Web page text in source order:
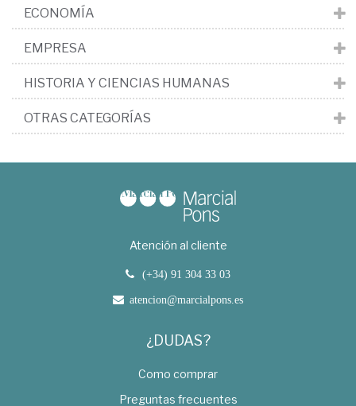
ECONOMÍA
EMPRESA
HISTORIA Y CIENCIAS HUMANAS
OTRAS CATEGORÍAS
Atención al cliente
(+34) 91 304 33 03
atencion@marcialpons.es
¿DUDAS?
Como comprar
Preguntas frecuentes